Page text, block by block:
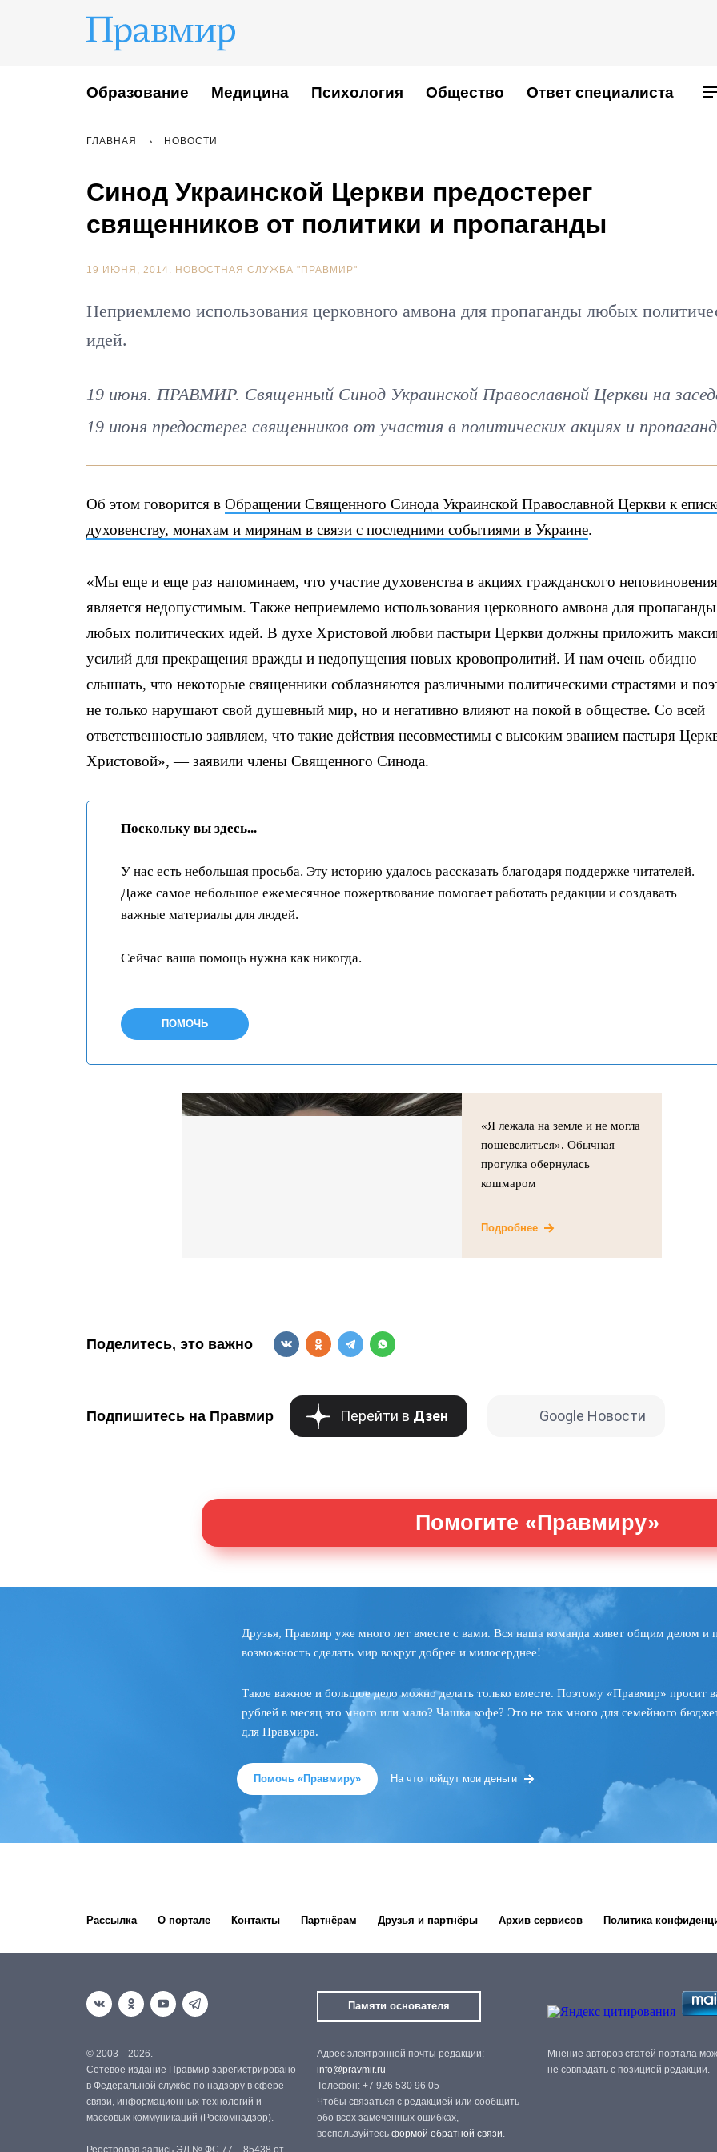
Образование Медицина Психология Общество Ответ специалиста
ГЛАВНАЯ НОВОСТИ
Синод Украинской Церкви предостерег
священников от политики и пропаганды
19 ИЮНЯ, 2014. НОВОСТНАЯ СЛУЖБА "ПРАВМИР"
Неприемлемо использования церковного амвона для пропаганды любых
идей.
19 июня. ПРАВМИР. Священный Синод Украинской Православной Церкви на
19 июня предостерег священников от участия в политических акциях и
Об этом говорится в Обращении Священного Синода Украинской Православной Церкви к
духовенству, монахам и мирянам в связи с последними событиями в Украине.
«Мы еще и еще раз напоминаем, что участие духовенства в акциях гражданского неповиновения
является недопустимым. Также неприемлемо использования церковного амвона для пропаганды
любых политических идей. В духе Христовой любви пастыри Церкви должны приложить
усилий для прекращения вражды и недопущения новых кровопролитий. И нам очень обидно
слышать, что некоторые священники соблазняются различными политическими страстями и
не только нарушают свой душевный мир, но и негативно влияют на покой в ​​обществе. Со всей
ответственностью заявляем, что такие действия несовместимы с высоким званием пастыря
Христовой», — заявили члены Священного Синода.
Поскольку вы здесь...
У нас есть небольшая просьба. Эту историю удалось рассказать благодаря поддержке читателей.
Даже самое небольшое ежемесячное пожертвование помогает работать редакции и создавать
важные материалы для людей.
Сейчас ваша помощь нужна как никогда.
ПОМОЧЬ
«Я лежала на земле и не могла
пошевелиться». Обычная
прогулка обернулась
кошмаром
Подробнее
Поделитесь, это важно
Подпишитесь на Правмир Перейти в Дзен Google Новости
Помогите «Правмиру»
Друзья, Правмир уже много лет вместе с вами. Вся наша команда живет общим делом и
возможность сделать мир вокруг добрее и милосерднее!
Такое важное и большое дело можно делать только вместе. Поэтому «Правмир» просит
рублей в месяц это много или мало? Чашка кофе? Это не так много для семейного
для Правмира.
Помочь «Правмиру» На что пойдут мои деньги
Рассылка О портале Контакты Партнёрам Друзья и партнёры Архив сервисов Политика
Памяти основателя
© 2003—2026.
Сетевое издание Правмир зарегистрировано
в Федеральной службе по надзору в сфере
связи, информационных технологий и
массовых коммуникаций (Роскомнадзор).
Адрес электронной почты редакции:
info@pravmir.ru
Телефон: +7 926 530 96 05
Чтобы связаться с редакцией или сообщить
обо всех замеченных ошибках,
воспользуйтесь формой обратной связи.
Мнение авторов статей портала
не совпадать с позицией редакции.